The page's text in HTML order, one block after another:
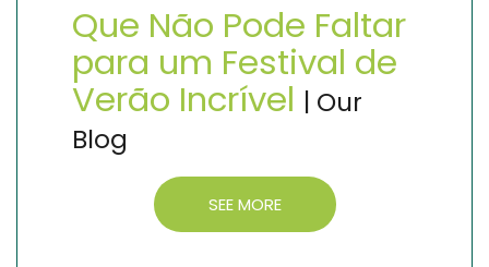
Que Não Pode Faltar
para um Festival de
Verão Incrível | Our
Blog
SEE MORE